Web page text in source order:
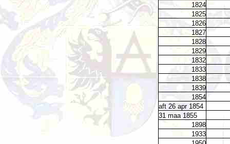
1824
1825
1826
1827
1828
1829
1832
1833
1838
1839
1854
aft 26 apr 1854
31 maa 1855
1898
1933